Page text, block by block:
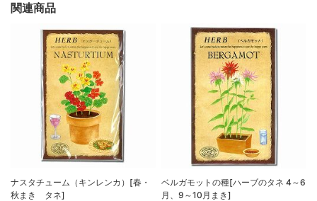
関連商品
ナスタチューム（キンレンカ）[春・
秋まき タネ]
ベルガモットの種[ハーブのタネ 4～6
月、9～10月まき]